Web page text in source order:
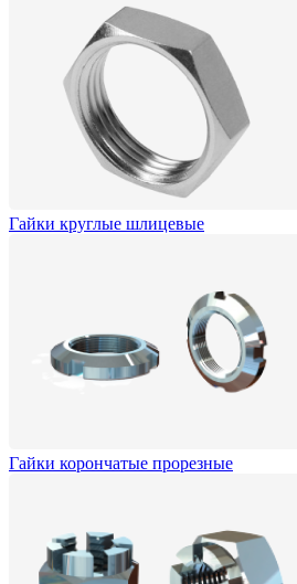
Гайки круглые шлицевые
Гайки корончатые прорезные